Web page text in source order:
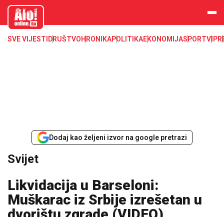
aloonline.b
SVE VIJESTI DRUŠTVOHRONIKAPOLITIKAEKONOMIJASPORTVIP
Dodaj kao željeni izvor na google pretrazi
Svijet
Likvidacija u Barseloni:
Muškarac iz Srbije izrešetan u